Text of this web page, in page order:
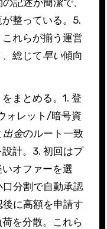
整っている。5.
れらが揃う運営
総じて早い傾向
まとめる。1. 登
ォレット/暗号資
出金のルート一致
計。3. 初回はプ
オファーを選
分割で自動承認
に高額を申請す
を分散。これら